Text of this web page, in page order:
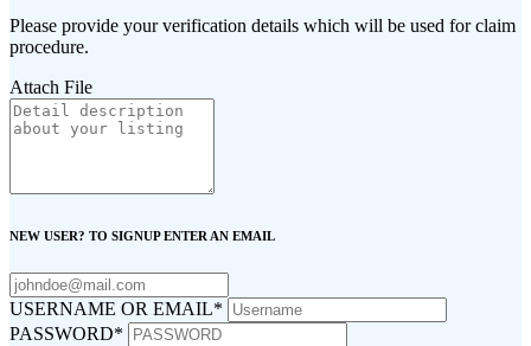
Please provide your verification details which will be used for claim
procedure.
Attach File
NEW USER? TO SIGNUP ENTER AN EMAIL
USERNAME OR EMAIL*
PASSWORD*